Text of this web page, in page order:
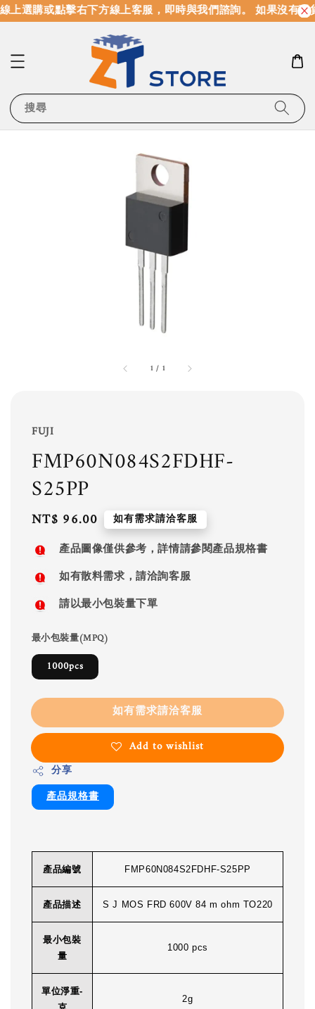
上選購或點擊右下方線上客服，即時與我們諮詢。 如果沒有現
搜尋
1 / 1
FUJI
FMP60N084S2FDHF-
S25PP
Regular
price
NT$ 96.00 如有需求請洽客服
產品圖像僅供參考，詳情請參閱產品規格書
如有散料需求，請洽詢客服
請以最小包裝量下單
最小包裝量(MPQ)
1000pcs
如有需求請洽客服
Add to wishlist
分享
產品規格書
產品編號 FMP60N084S2FDHF-S25PP
產品描述 S J MOS FRD 600V 84 m ohm TO220
最小包裝
量
1000 pcs
單位淨重-
2g